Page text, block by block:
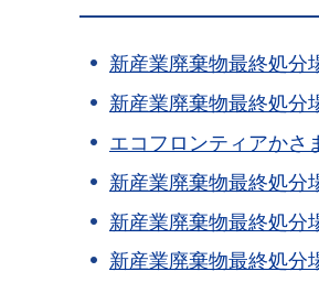
新産業廃棄物最終処分
新産業廃棄物最終処分
エコフロンティアかさ
新産業廃棄物最終処分
新産業廃棄物最終処分
新産業廃棄物最終処分